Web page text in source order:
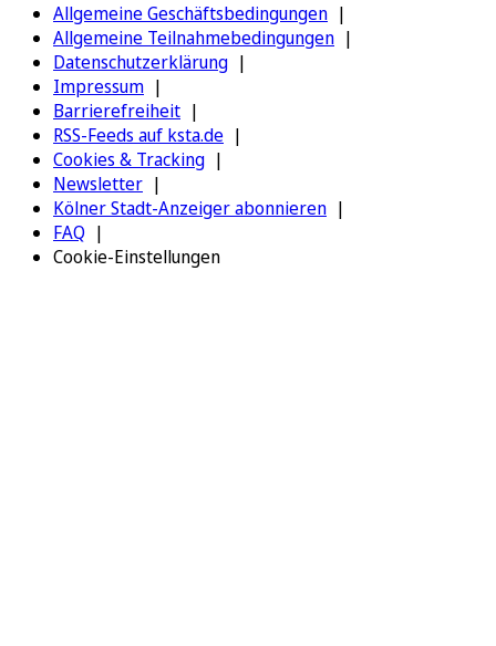
Allgemeine Geschäftsbedingungen
Allgemeine Teilnahmebedingungen
Datenschutzerklärung
Impressum
Barrierefreiheit
RSS-Feeds auf ksta.de
Cookies & Tracking
Newsletter
Kölner Stadt-Anzeiger abonnieren
FAQ
Cookie-Einstellungen